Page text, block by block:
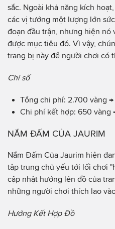
sắc. Ngoài khả năng kích
các vị tướng một lượng lớn
đoạn đầu trận, nhưng hiện nó
được mục tiêu đó. Vì vậy,
trang bị này để người chơi có
Chỉ số
Tổng chi phí: 2.700 vàng →
Chi phí kết hợp: 650 vàng
NẮM ĐẤM CỦA JAURIM
Nắm Đấm Của Jaurim hiện
tập trung chủ yếu tới lối chơi
cập nhật hướng lên đồ của
những người chơi thích lao
Hướng Kết Hợp Đồ